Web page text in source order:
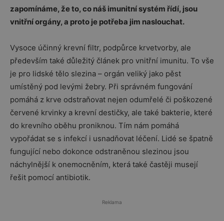
zapomínáme, že to, co náš imunitní systém řídí, jsou
vnitřní orgány, a proto je potřeba jim naslouchat.
Vysoce účinný krevní filtr, podpůrce krvetvorby, ale
především také důležitý článek pro vnitřní imunitu. To vše
je pro lidské tělo slezina – orgán veliký jako pěst
umístěný pod levými žebry. Při správném fungování
pomáhá z krve odstraňovat nejen odumřelé či poškozené
červené krvinky a krevní destičky, ale také bakterie, které
do krevního oběhu proniknou. Tím nám pomáhá
vypořádat se s infekcí i usnadňovat léčení. Lidé se špatně
fungující nebo dokonce odstraněnou slezinou jsou
náchylnější k onemocněním, která také častěji musejí
řešit pomocí antibiotik.
Reklama